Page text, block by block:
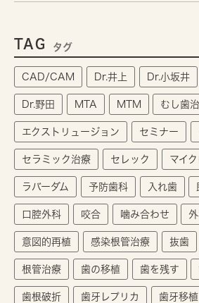
TAG タグ
CAD/CAM Dr.井上 Dr.小坂井
Dr.野田 MTA MTM むし歯
エクストリュージョン セミナー
セラミック治療 セレック マイ
ラバーダム 予防歯科 入れ歯
口腔外科 咬合 噛み合わせ
意図的再植 感染根管治療 抜歯
根管治療 歯の移植 歯を残す
歯根破折 歯牙レプリカ 歯牙移植